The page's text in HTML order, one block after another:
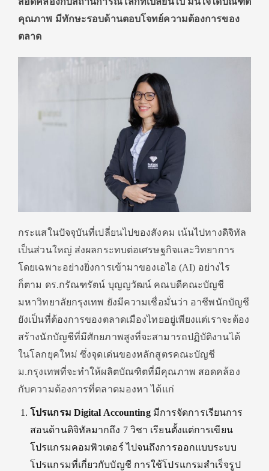
คุณภาพ มีทักษะรอบด้านตอบโจทย์ความต้องการของ
ตลาด
กระแสในปัจจุบันที่เปลี่ยนไปของสังคม เน้นไปทางดิจิทัล
เป็นส่วนใหญ่ ส่งผลกระทบต่อเศรษฐกิจและวิทยาการ
โดยเฉพาะอย่างยิ่งการเข้ามาของเอไอ (AI) อย่างไร
ก็ตาม ดร.กรัณฑรัตน์ บุญญวัฒน์ คณบดีคณะบัญชี
มหาวิทยาลัยกรุงเทพ ยังมีความเชื่อมั่นว่า อาชีพนักบัญชี
ยังเป็นที่ต้องการของตลาดเมืองไทยอยู่เพียงแต่เราจะต้อง
สร้างนักบัญชีที่มีศักยภาพสูงที่จะสามารถปฏิบัติงานได้
ในโลกยุคใหม่ ซึ่งจุดเด่นของหลักสูตรคณะบัญชี
ม.กรุงเทพที่จะทำให้ผลิตบัณฑิตที่มีคุณภาพ สอดคล้อง
กับความต้องการที่ตลาดมองหา ได้แก่
โปรแกรม Digital Accountingมีการจัดการเรียนการ
สอนด้านดิจิทัลมากถึง 7 วิชา เรียนตั้งแต่การเขียน
โปรแกรมคอมพิวเตอร์ ไปจนถึงการออกแบบระบบ
โปรแกรมที่เกี่ยวกับบัญชี การใช้โปรแกรมสำเร็จรูป